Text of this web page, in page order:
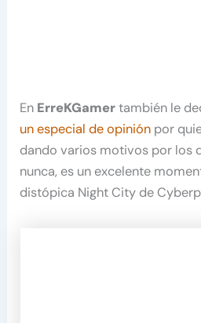
En ErreKGamertambién le
un especial de opinión por
dando varios motivos por los
nunca, es un excelente
distópica Night City de